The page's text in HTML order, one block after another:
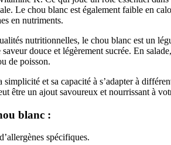
Le chou blanc est également faible en
en nutriments.
nutritionnelles, le chou blanc est un
douce et légèrement sucrée. En
de poisson.
simplicité et sa capacité à s’adapter à
être un ajout savoureux et nourrissant à
blanc :
spécifiques.